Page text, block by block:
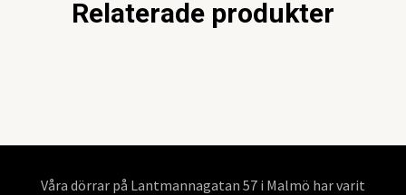
Relaterade produkter
Våra dörrar på Lantmannagatan 57 i Malmö har varit